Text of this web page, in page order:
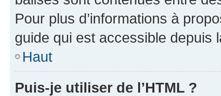
Pour plus d’informations à
guide qui est accessible depuis
Haut
Puis-je utiliser de l’HTML ?